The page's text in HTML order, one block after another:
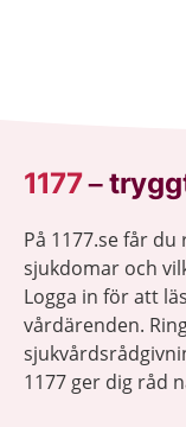
1177–
På 1177.se får
sjukdomar och
Logga in för att
vårdärenden.
1177 ger dig råd